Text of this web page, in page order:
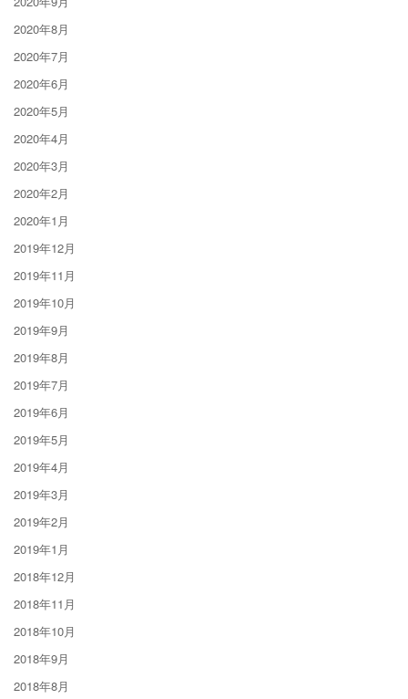
2020年8月
2020年7月
2020年6月
2020年5月
2020年4月
2020年3月
2020年2月
2020年1月
2019年12月
2019年11月
2019年10月
2019年9月
2019年8月
2019年7月
2019年6月
2019年5月
2019年4月
2019年3月
2019年2月
2019年1月
2018年12月
2018年11月
2018年10月
2018年9月
2018年8月